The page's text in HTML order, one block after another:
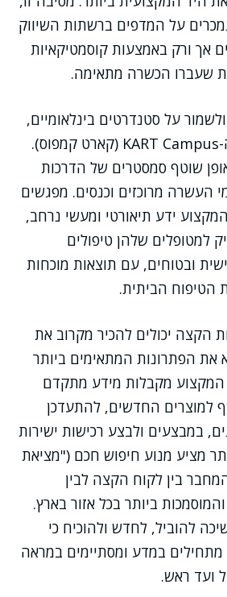
על המדפים ברשתות השיווק
אך ורק באמצעות קוסמטיקאיות
שעברו הכשרה מתאימה.
על סטנדרטים בינלאומיים,
הקימה החברה את ה-KART Campus (קארט קמפוס).
שוטף סמסטרים של הדרכות
העשרה מרוכזים וכנסים. מפגשים
ידע תיאורטי ומעשי נרחב,
למטופלים שלהן טיפולים
ובטוחים, עם תוצאות מוכחות
הטיפוח הביתית.
הקצה יכולים להכיר מקרוב את
את הפתרונות המתאימים ביותר
מקבלות מידע מתקדם
למוצרים החדשים, להתעדכן
במבצעים ולבצע רכישות ישירות
מציע מנוע חיפוש חכם ("מציאת
בין לקוח הקצה לבין
ביותר בכל אזור בארץ.
להוביל, לחדש ולהוכיח כי
מתחילים במדע ומסתיימים במראה
ועד ראש.